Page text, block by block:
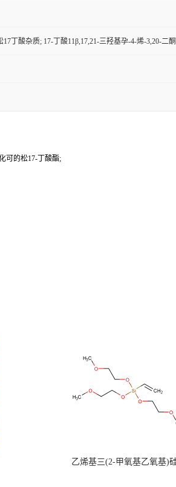
丁酸杂质; 17-丁酸11β,17,21-三羟基孕-4-烯-3,20-二
可的松17-丁酸酯;
乙烯基三(2-甲氧基乙氧基)